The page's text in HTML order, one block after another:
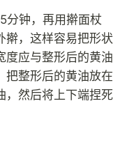
分钟，再用擀面杖
擀，这样容易把形状
度应与整形后的黄油
把整形后的黄油放在
，然后将上下端捏死